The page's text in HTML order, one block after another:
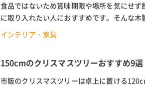
食品ではないため賞味期限や場所を気にせ
に取り入れたい人におすすめです。そんな
からない人も多いでしょう。そこで今回は、
インテリア・家具
150cmのクリスマスツリーおすすめ9
市販のクリスマスツリーは卓上に置ける